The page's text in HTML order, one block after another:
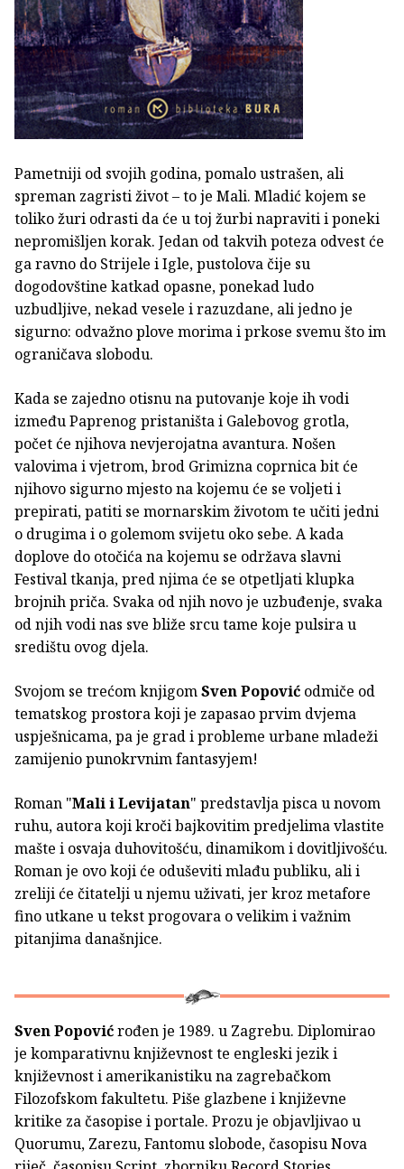
Pametniji od svojih godina, pomalo ustrašen, ali
spreman zagristi život – to je Mali. Mladić kojem se
toliko žuri odrasti da će u toj žurbi napraviti i poneki
nepromišljen korak. Jedan od takvih poteza odvest će
ga ravno do Strijele i Igle, pustolova čije su
dogodovštine katkad opasne, ponekad ludo
uzbudljive, nekad vesele i razuzdane, ali jedno je
sigurno: odvažno plove morima i prkose svemu što im
ograničava slobodu.
Kada se zajedno otisnu na putovanje koje ih vodi
između Paprenog pristaništa i Galebovog grotla,
počet će njihova nevjerojatna avantura. Nošen
valovima i vjetrom, brod Grimizna coprnica bit će
njihovo sigurno mjesto na kojemu će se voljeti i
prepirati, patiti se mornarskim životom te učiti jedni
o drugima i o golemom svijetu oko sebe. A kada
doplove do otočića na kojemu se održava slavni
Festival tkanja, pred njima će se otpetljati klupka
brojnih priča. Svaka od njih novo je uzbuđenje, svaka
od njih vodi nas sve bliže srcu tame koje pulsira u
središtu ovog djela.
Svojom se trećom knjigomSven Popović odmiče od
tematskog prostora koji je zapasao prvim dvjema
uspješnicama, pa je grad i probleme urbane mladeži
zamijenio punokrvnim fantasyjem!
Roman "Mali i Levijatan" predstavlja pisca u novom
ruhu, autora koji kroči bajkovitim predjelima vlastite
mašte i osvaja duhovitošću, dinamikom i dovitljivošću.
Roman je ovo koji će oduševiti mlađu publiku, ali i
zreliji će čitatelji u njemu uživati, jer kroz metafore
fino utkane u tekst progovara o velikim i važnim
pitanjima današnjice.
Sven Popovićrođen je 1989. u Zagrebu. Diplomirao
je komparativnu književnost te engleski jezik i
književnost i amerikanistiku na zagrebačkom
Filozofskom fakultetu. Piše glazbene i književne
kritike za časopise i portale. Prozu je objavljivao u
Quorumu, Zarezu, Fantomu slobode, časopisu Nova